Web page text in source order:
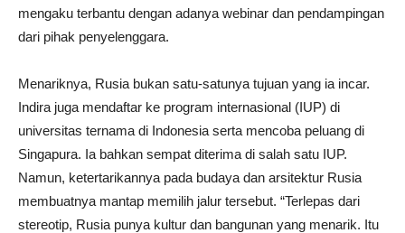
mengaku terbantu dengan adanya webinar dan pendampingan
dari pihak penyelenggara.
Menariknya, Rusia bukan satu-satunya tujuan yang ia incar.
Indira juga mendaftar ke program internasional (IUP) di
universitas ternama di Indonesia serta mencoba peluang di
Singapura. Ia bahkan sempat diterima di salah satu IUP.
Namun, ketertarikannya pada budaya dan arsitektur Rusia
membuatnya mantap memilih jalur tersebut. “Terlepas dari
stereotip, Rusia punya kultur dan bangunan yang menarik. Itu